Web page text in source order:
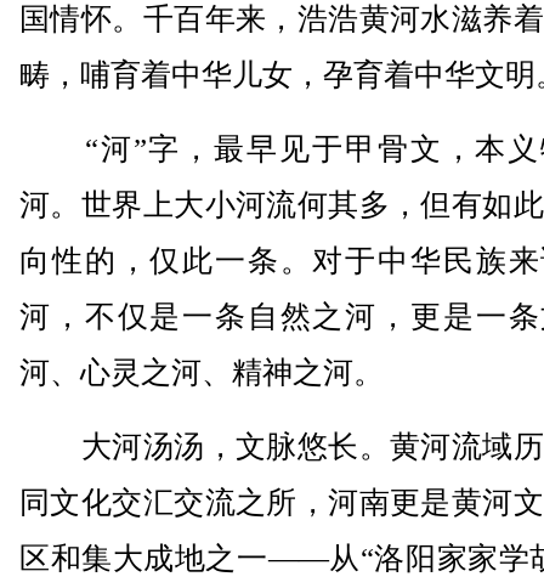
国情怀。千百年来，浩浩黄河水滋养
畴，哺育着中华儿女，孕育着中华文明
“河”字，最早见于甲骨文，本义
河。世界上大小河流何其多，但有如
向性的，仅此一条。对于中华民族
河，不仅是一条自然之河，更是一
河、心灵之河、精神之河。
大河汤汤，文脉悠长。黄河流域
同文化交汇交流之所，河南更是黄河
区和集大成地之一——从“洛阳家家学